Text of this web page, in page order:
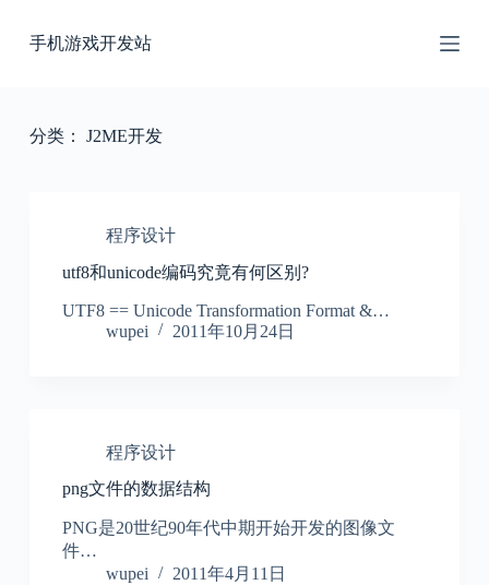
过
手机游戏开发站
分类： J2ME开发
程序设计
utf8和unicode编码究竟有何区别?
UTF8 == Unicode Transformation Format &…
wupei
2011年10月24日
程序设计
png文件的数据结构
PNG是20世纪90年代中期开始开发的图像文
件…
wupei
2011年4月11日